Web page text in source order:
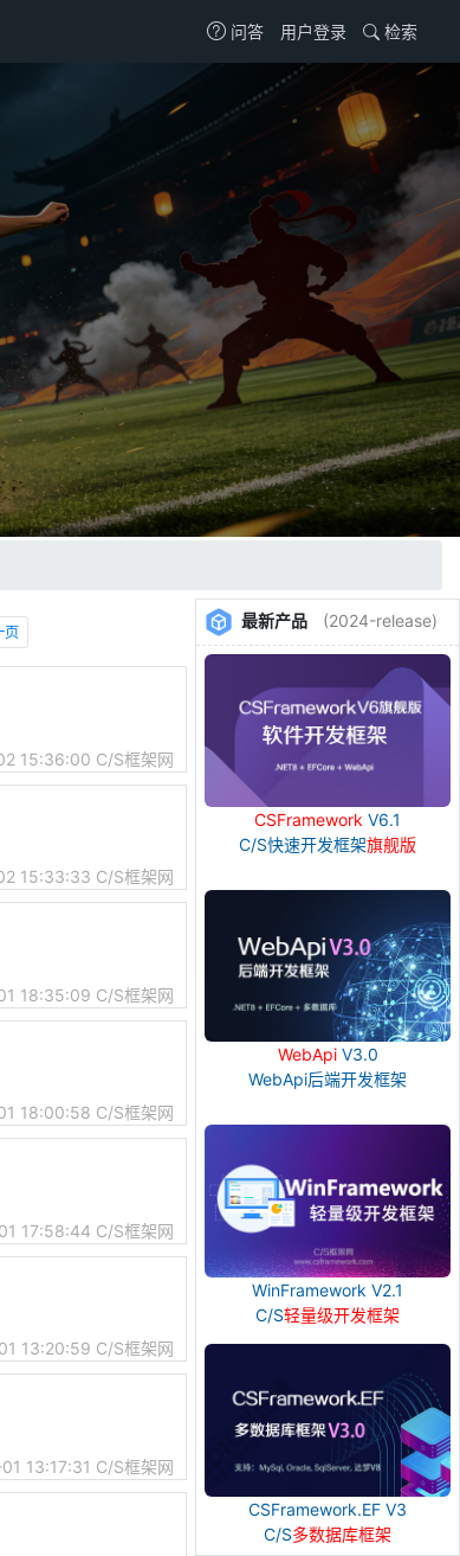
问答 用户登录 检索
页
15:36:00 C/S框架网
15:33:33 C/S框架网
18:35:09 C/S框架网
18:00:58 C/S框架网
17:58:44 C/S框架网
13:20:59 C/S框架网
13:17:31 C/S框架网
最新产品 (2024-release)
CSFramework V6.1
C/S快速开发框架旗舰版
WebApiV3.0
WebApi后端开发框架
WinFramework V2.1
C/S轻量级开发框架
CSFramework.EF V3
C/S多数据库框架